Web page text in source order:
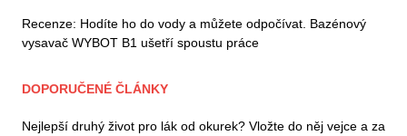
Recenze: Hodíte ho do vody a můžete odpočívat. Bazénový
vysavač WYBOT B1 ušetří spoustu práce
DOPORUČENÉ ČLÁNKY
Nejlepší druhý život pro lák od okurek? Vložte do něj vejce a za